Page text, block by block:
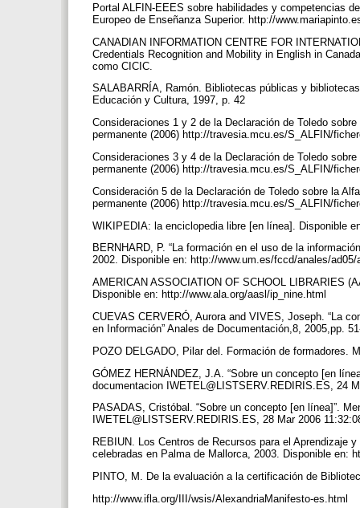
Portal ALFIN-EEES sobre habilidades y competencias
Europeo de Enseñanza Superior. http://
CANADIAN INFORMATION CENTRE FOR
Credentials Recognition and Mobility in English in
como CICIC.
SALABARRÍA, Ramón. Bibliotecas públicas y
Educación y Cultura, 1997, p. 42
Consideraciones 1 y 2 de la Declaración de Toledo
permanente (2006) http://travesia.mcu.es/S_ALFIN/
Consideraciones 3 y 4 de la Declaración de Toledo
permanente (2006) http://travesia.mcu.es/S_ALFIN/
Consideración 5 de la Declaración de Toledo sobre la
permanente (2006) http://travesia.mcu.es/S_ALFIN/
WIKIPEDIA: la enciclopedia libre [en línea]. Disponible
BERNHARD, P. “La formación en el uso de la
2002. Disponible en: http://www.um.es/fccd/anales/
AMERICAN ASSOCIATION OF SCHOOL LIBRARIES
Disponible en: http://www.ala.org/aasl/ip_nine.html
CUEVAS CERVERÓ, Aurora and VIVES, Joseph. “La
en Información” Anales de Documentación,8, 2005,pp.
POZO DELGADO, Pilar del. Formación de formadores.
GÓMEZ HERNÁNDEZ, J.A. “Sobre un concepto [en
documentacion IWETEL@LISTSERV.REDIRIS.ES, 24
PASADAS, Cristóbal. “Sobre un concepto [en línea]”.
IWETEL@LISTSERV.REDIRIS.ES, 28 Mar 2006
REBIUN. Los Centros de Recursos para el Aprendizaje
celebradas en Palma de Mallorca, 2003. Disponible en:
PINTO, M. De la evaluación a la certificación de
http://www.ifla.org/III/wsis/AlexandriaManifesto-es.html